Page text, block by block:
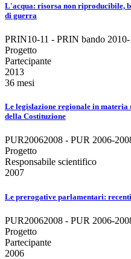
L'acqua: risorsa non riproducibile,
di guerra
PRIN10-11 - PRIN bando 2010-
Progetto
Partecipante
2013
36 mesi
Le legislazione regionale in
della Costituzione
PUR20062008 - PUR 2006-
Progetto
Responsabile scientifico
2007
Le prerogative parlamentari:
PUR20062008 - PUR 2006-
Progetto
Partecipante
2006